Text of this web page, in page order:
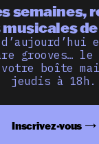
semaines,
grooves… le
votre boîte
jeudis à 18h.
Inscrivez-vous